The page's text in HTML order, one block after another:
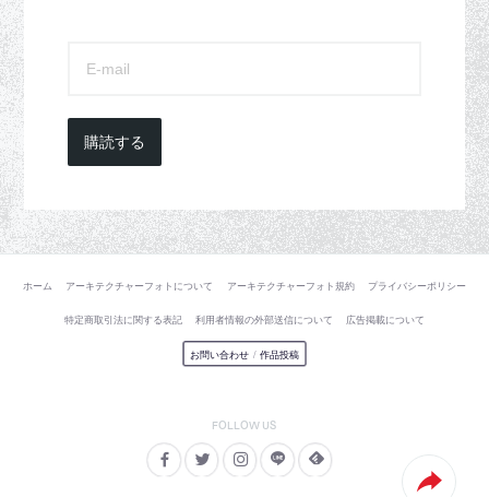
購読する
ホーム アーキテクチャーフォトについて アーキテクチャーフォト規約 プライバシーポリシー
特定商取引法に関する表記 利用者情報の外部送信について 広告掲載について
お問い合わせ / 作品投稿